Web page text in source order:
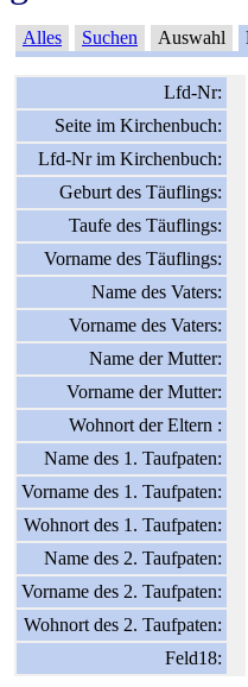
Alles Suchen Auswahl
Lfd-Nr:
Seite im Kirchenbuch:
Lfd-Nr im Kirchenbuch:
Geburt des Täuflings:
Taufe des Täuflings:
Vorname des Täuflings:
Name des Vaters:
Vorname des Vaters:
Name der Mutter:
Vorname der Mutter:
Wohnort der Eltern :
Name des 1. Taufpaten:
Vorname des 1. Taufpaten:
Wohnort des 1. Taufpaten:
Name des 2. Taufpaten:
Vorname des 2. Taufpaten:
Wohnort des 2. Taufpaten:
Feld18: